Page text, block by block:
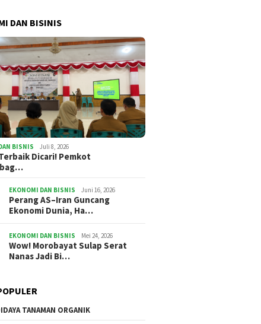
Terbaik Dicari!
hadiah Rp27 Juta
Kursi Empuk, Ide Tumpul:
Potret Pejabat Cari Aman
DAN BISINIS
BISNIS Juli 8, 2026
Dicari! Pemkot
EKONOMI DAN BISNIS Juni 16, 2026
Perang AS–Iran Guncang
Ekonomi Dunia, Ha…
EKONOMI DAN BISNIS Mei 24, 2026
Wow! Morobayat Sulap Serat
Nanas Jadi Bi…
TANAMAN ORGANIK